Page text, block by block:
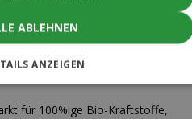
für den öffentlichen
geworden, unter
Netzwerks von Tankstellen
Standorten zu
für 100%ige Bio-Kraftstoffe,
ABLEHNEN
ANZEIGEN